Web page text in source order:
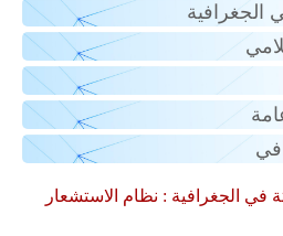
الجغرافية
في الجغرافية : نظام الاستشعار